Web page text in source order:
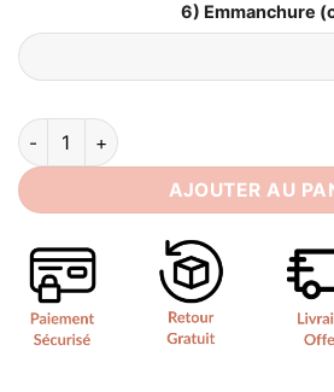
6) Emmanchure
quantité de Robe de Mariée
AJOUTER AU